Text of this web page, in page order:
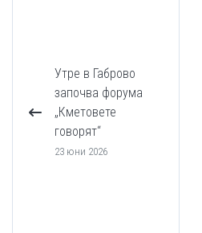
Утре в Габрово
започва форума
„Кметовете
говорят“
23 юни 2026